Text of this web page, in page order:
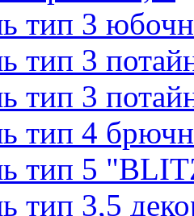
тип 3
тип 3
тип 3
тип 4
тип 5
тип 3,5